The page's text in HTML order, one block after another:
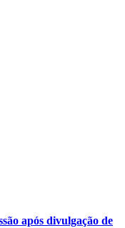
após divulgação de